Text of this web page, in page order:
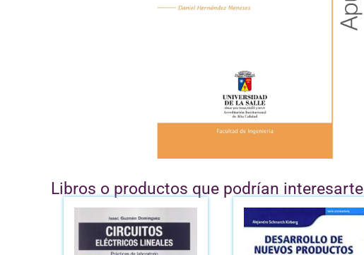
Libros o productos que podrían interesarte